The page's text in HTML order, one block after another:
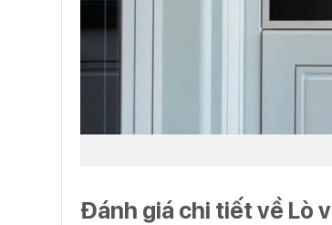
Đánh giá chi tiết về Lò